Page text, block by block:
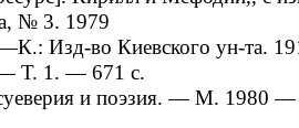
№ 3. 1979
Изд-во Киевского ун-та.
Т. 1. — 671 с.
и поэзия. — М. 1980 —